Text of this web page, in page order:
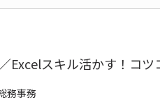
Excelスキル活かす！コツ
務事務